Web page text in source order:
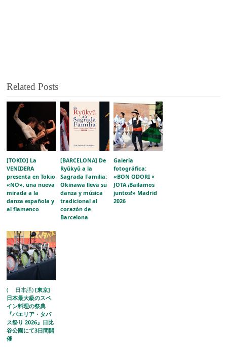
Related Posts
[TOKIO] La
VENIDERA
presenta en Tokio
«NO», una nueva
mirada a la
danza española y
al flamenco
[BARCELONA] De
Ryūkyū a la
Sagrada Familia:
Okinawa lleva su
danza y música
tradicional al
corazón de
Barcelona
Galería
fotográfica:
«BON ODORI ×
JOTA ¡Bailamos
juntos!» Madrid
2026
( 日本語)[東京]
日本最大級のスペ
イン料理の祭典
『パエリア・タパ
ス祭り 2026』日比
谷公園にて3日間開
催